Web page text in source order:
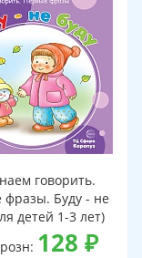
говорить.
Буду - не
детей 1-3 лет)
128 ₽